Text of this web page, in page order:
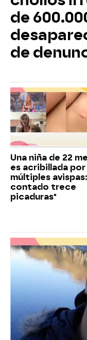
de
de
Una niña de 22
es acribillada por
múltiples
contado trece
picaduras"